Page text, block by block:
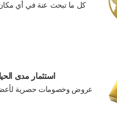
كل ما تبحث عنة في أي
استثمار مدى
عروض وخصومات حصرية